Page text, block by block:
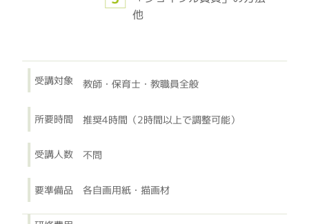
他
受講対象 教師・保育士・教職員全般
所要時間 推奨4時間（2時間以上で調整可能）
受講人数 不問
要準備品 各自画用紙・描画材